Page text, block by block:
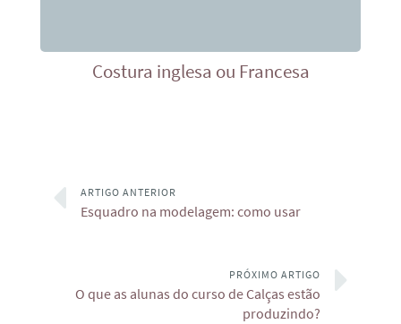
Costura inglesa ou Francesa
ARTIGO ANTERIOR
Esquadro na modelagem: como usar
PRÓXIMO ARTIGO
O que as alunas do curso de Calças estão
produzindo?